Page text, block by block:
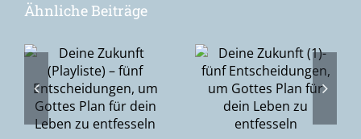
Ähnliche Beiträge
Deine
fünf
Entscheidungen,
um Gottes
Plan für dein
Ostersonnntag
– ich habe
den Herrn
gesehen